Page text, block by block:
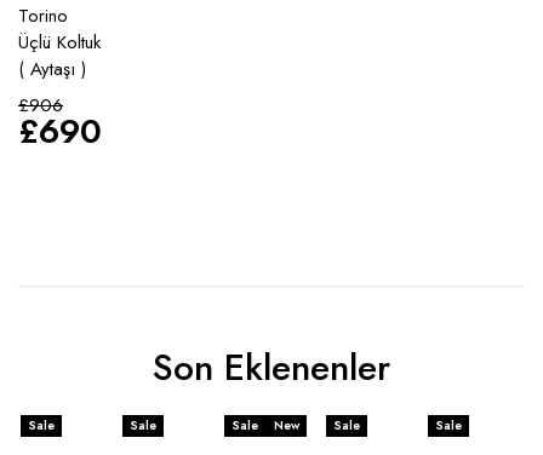
Torino
Üçlü Koltuk
( Aytaşı )
£906
£690
Son Eklenenler
Sale Sale Sale New Sale Sale